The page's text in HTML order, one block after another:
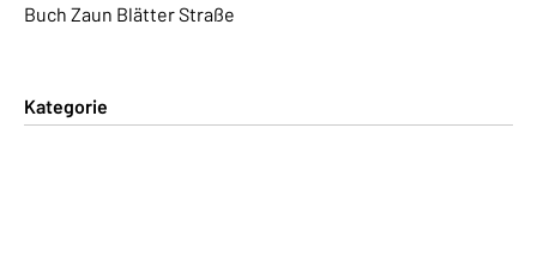
Buch Zaun Blätter Straße
Kategorie